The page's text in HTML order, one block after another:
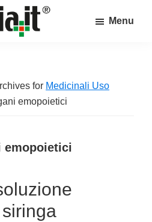
Menu
for Medicinali Uso
emopoietici
emopoietici